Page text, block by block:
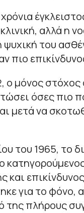
αλλά η
του
πιο
ο μόνος
όσες πιο
μετά να
του 1965, το
και
για το φόνο,
της πλήρους